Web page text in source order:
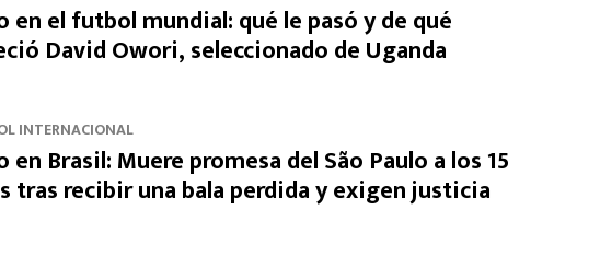
en el futbol mundial: qué le pasó y de qué
David Owori, seleccionado de Uganda
INTERNACIONAL
en Brasil: Muere promesa del São Paulo a los 15
tras recibir una bala perdida y exigen justicia